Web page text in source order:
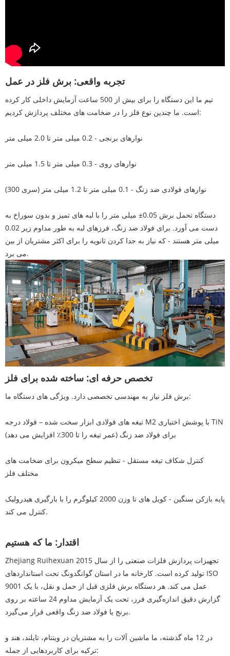
تجربه واقعی: برش فلز در عمل
تیم ما این دستگاه را برای بیش از 500 ساعت آزمایش داخلی کار کرده
است. ما چندین نوع فلز را در ضخامت های مختلف پردازش کردیم:
نوارهای برنجی - 0.2 میلی متر تا 2.0 میلی متر
نوارهای روی - 0.3 میلی متر تا 1.5 میلی متر
نوارهای فولادی ضد زنگ - 0.1 میلی متر تا 1.2 میلی متر (سری 300)
دستگاه تحمل برش 0.05± میلی متر را با لبه های تمیز و بدون سوراخ به
دست می آورد. برای فولاد ضد زنگ، فرزهای لبه به طور مداوم زیر 0.02
میلی متر هستند - که نیاز به جدا کردن ثانویه را برای اکثر مشتریان از بین
می برد.
تخصص حرفه ای: ساخته شده برای فلز
برش فلز نیاز به مهندسی تخصصی دارد. ویژگی های دستگاه ما:
تیغه های فولادی ابزار سخت شده – فولاد درجه M2 با پوشش اختیاری TiN
برای فولاد ضد زنگ (عمر تیغه را تا 300٪ افزایش می دهد)
کنترل شکاف تیغه مستقل - تنظیم سطح میکرون برای ضخامت های
مختلف فلز
پایه بازکن سنگین - کویل های تا وزن 2000 کیلوگرم را با بارگیری هیدرولیک
کنترل می کند.
اقتدار: ما که هستیم
Zhejiang Ruihexuan تجهیزات پردازش فلزات صنعتی را از سال 2015
تولید کرده است. کارخانه ما در استان گوانگدونگ تحت استانداردهای ISO
9001 عمل می کند. هر دستگاه برش فلزی قبل از حمل و نقل، با یک
گزارش دقیق اندازه‌گیری فرز، تحت یک آزمایش مداوم 24 ساعته بر روی
برنج یا فولاد ضد زنگ واقعی قرار می‌گیرد.
در 12 ماه گذشته، ما ماشین آلات را به مشتریان در ویتنام، تایلند، هند و
ترکیه برای کاربردهایی از جمله: